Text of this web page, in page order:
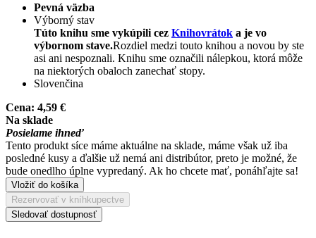
Pevná väzba
Výborný stav
Túto knihu sme vykúpili cez Knihovrátok a je vo
výbornom stave.Rozdiel medzi touto knihou a novou by ste
asi ani nespoznali. Knihu sme označili nálepkou, ktorá môže
na niektorých obaloch zanechať stopy.
Slovenčina
Cena: 4,59 €
Na sklade
Posielame ihneď
Tento produkt síce máme aktuálne na sklade, máme však už iba
posledné kusy a ďalšie už nemá ani distribútor, preto je možné, že
bude onedlho úplne vypredaný. Ak ho chcete mať, ponáhľajte sa!
Vložiť do košíka
Rezervovať v kníhkupectve
Sledovať dostupnosť